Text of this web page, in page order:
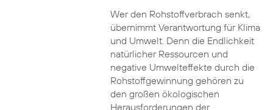
Wer den Rohstoffverbrach senkt,
übernimmt Verantwortung für Klima
und Umwelt. Denn die Endlichkeit
natürlicher Ressourcen und
negative Umwelteffekte durch die
Rohstoffgewinnung gehören zu
den großen ökologischen
Herausforderungen der